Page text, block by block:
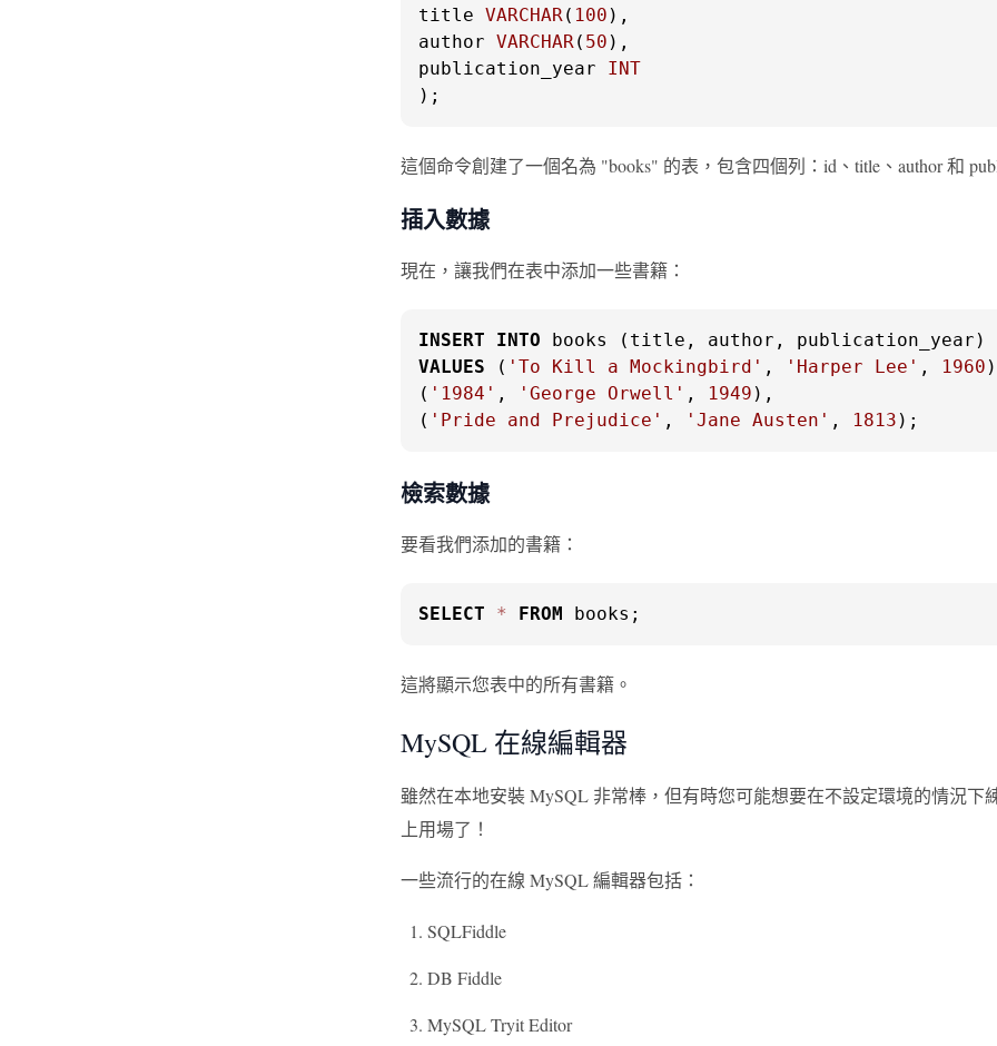
title VARCHAR( 100 ),
author VARCHAR( 50 ),
publication_year INT
);
這個命令創建了一個名為 "books" 的表，包含四個列：id、title、author 和
插入數據
現在，讓我們在表中添加一些書籍：
INSERT INTO
VALUES ( 'To Kill a Mockingbird' , 'Harper Lee' , 1960
( '1984' , 'George Orwell' , 1949 ),
( 'Pride and Prejudice' , 'Jane Austen' , 1813 );
檢索數據
要看我們添加的書籍：
SELECT * FROM books;
這將顯示您表中的所有書籍。
MySQL 在線編輯器
雖然在本地安裝 MySQL 非常棒，但有時您可能想要在不設定環境的情況
上用場了！
一些流行的在線 MySQL 編輯器包括：
SQLFiddle
DB Fiddle
MySQL Tryit Editor